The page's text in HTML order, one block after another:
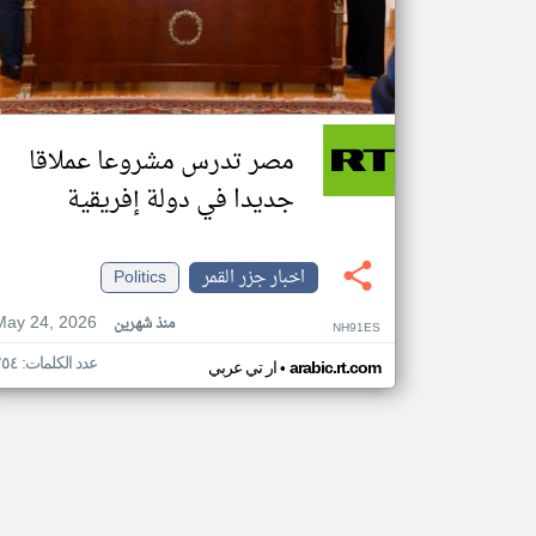
مصر تدرس مشروعا عملاقا
جديدا في دولة إفريقية
اخبار جزر القمر
Politics
24, 2026
منذ شهرين NH91ES
ار تي عربي• arabic.rt.com عدد الكلمات: ٢٥٤